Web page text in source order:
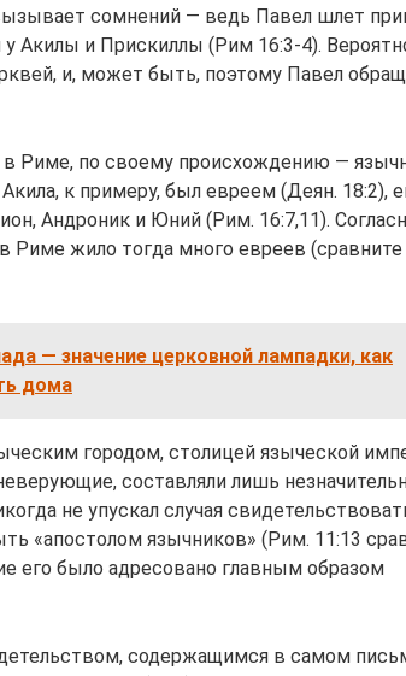
сомнений — ведь Павел шлет
Акилы и Прискиллы (Рим 16:3-4).
и, может быть, поэтому Павел
Риме, по своему происхождению —
к примеру, был евреем (Деян. 18:2),
Андроник и Юний (Рим. 16:7,11).
жило тогда много евреев (сравните
— значение церковной лампадки, как
дома
городом, столицей языческой
составляли лишь
не упускал случая
«апостолом язычников» (Рим. 11:13
его было адресовано главным образом
содержащимся в самом